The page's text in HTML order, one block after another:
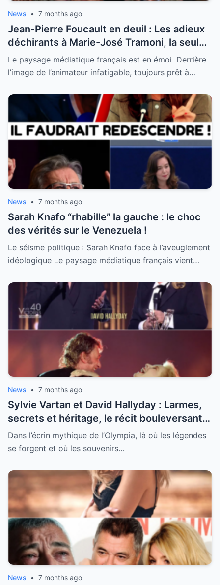
News • 7 months ago
Jean-Pierre Foucault en deuil : Les adieux
déchirants à Marie-José Tramoni, la seule
femme qu’il ait jamais épousée
Le paysage médiatique français est en émoi. Derrière
l’image de l’animateur infatigable, toujours prêt à…
News • 7 months ago
Sarah Knafo “rhabille” la gauche : le choc
des vérités sur le Venezuela !
Le séisme politique : Sarah Knafo face à l’aveuglement
idéologique Le paysage médiatique français vient…
News • 7 months ago
Sylvie Vartan et David Hallyday : Larmes,
secrets et héritage, le récit bouleversant
d’un hommage historique à Johnny à
l’Olympia
Dans l’écrin mythique de l’Olympia, là où les légendes
se forgent et où les souvenirs…
News • 7 months ago